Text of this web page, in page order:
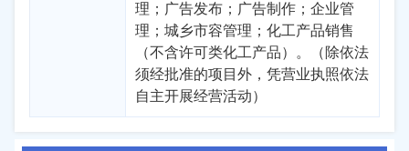
理；广告发布；广告制作；企业管
理；城乡市容管理；化工产品销售
（不含许可类化工产品）。（除依法
须经批准的项目外，凭营业执照依法
自主开展经营活动）